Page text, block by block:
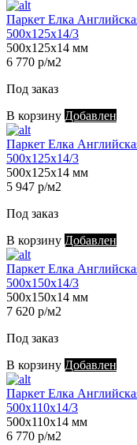
Паркет Елка
500х125х14/3
500х125х14 мм
6 770 р/м2
Под заказ
В корзину Добавлен
Паркет Елка
500х125х14/3
500х125х14 мм
5 947 р/м2
Под заказ
В корзину Добавлен
Паркет Елка
500х150х14/3
500х150х14 мм
7 620 р/м2
Под заказ
В корзину Добавлен
Паркет Елка
500х110х14/3
500х110х14 мм
6 770 р/м2